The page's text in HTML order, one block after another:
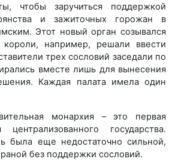
чтобы заручиться поддержкой
и зажиточных горожан в
Этот новый орган созывался
короли, например, решали ввести
трех сословий заседали по
вместе лишь для вынесения
Каждая палата имела один
монархия – это первая
централизованного государства.
была еще недостаточно сильной,
без поддержки сословий.